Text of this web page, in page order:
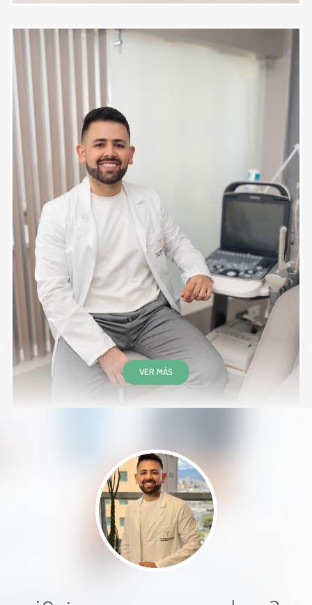
Muy buen profesional... Gracias
Grácias Gracias M
Muy eficaz el tratamiento, muy
contenta y agradecida con el
médico, muy cordial y atento,
explica detalladamente y da
indicaciones claras y precisas.
Paciente
Muy buena atención, clara y
concisa. Muy detallada la
explicación
Paciente
VER MÁS